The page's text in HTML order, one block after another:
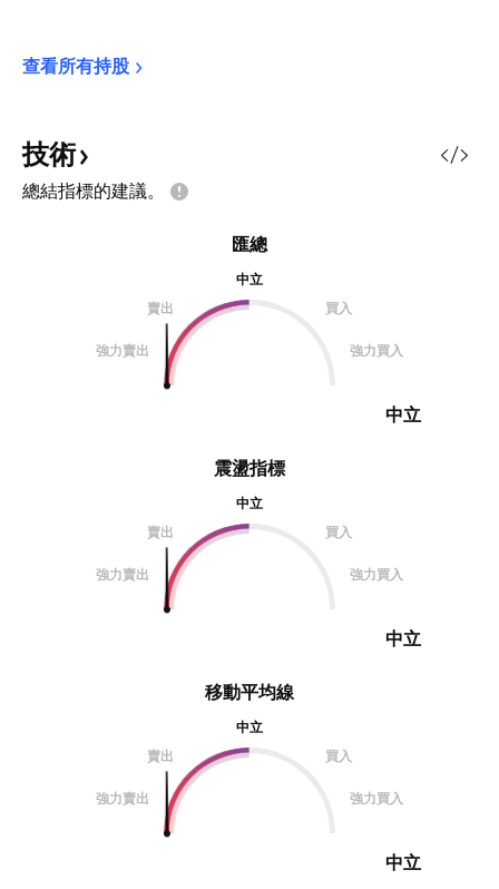
查看所有持股
技術
總結指標的建議。
震盪指標
中立
賣出
買入
強力賣出 強力買入
中立
匯總
中立
賣出
買入
強力賣出 強力買入
中立
移動平均線
中立
賣出
買入
強力賣出 強力買入
中立